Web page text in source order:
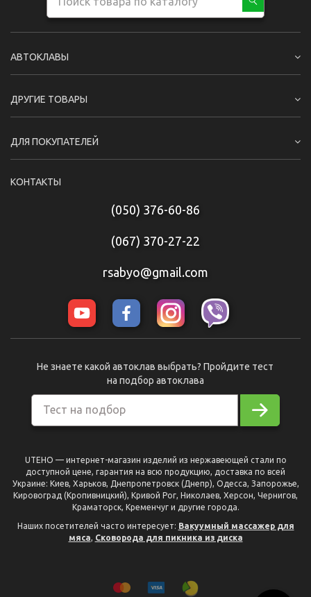
АВТОКЛАВЫ
ДРУГИЕ ТОВАРЫ
ДЛЯ ПОКУПАТЕЛЕЙ
КОНТАКТЫ
(050) 376-60-86
(067) 370-27-22
rsabyo@gmail.com
Тест на подбор
Не знаете какой автоклав выбрать? Пройдите тест
на подбор автоклава
UTEHO — интернет-магазин изделий из нержавеющей стали по
доступной цене, гарантия на всю продукцию, доставка по всей
Украине: Киев, Харьков, Днепропетровск (Днепр), Одесса, Запорожье,
Кировоград (Кропивницкий), Кривой Рог, Николаев, Херсон, Чернигов,
Краматорск, Кременчуг и другие города.
Наших посетителей часто интересует: Вакуумный массажер для
мяса, Сковорода для пикника из диска